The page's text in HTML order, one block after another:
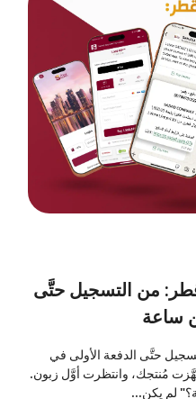
من التسجيل حتَّى
ساعة
حتَّى الدفعة الأولى في
مُنتجك، وانتظرت أوَّل زبون.
لم يكن...